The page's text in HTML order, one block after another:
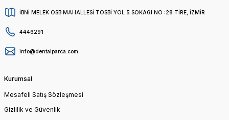
İBNİ MELEK OSB MAHALLESİ TOSBİ YOL 5 SOKAGI NO :28 TİRE, İZMİR
4446291
info@dentalparca.com
Kurumsal
Mesafeli Satış Sözleşmesi
Gizlilik ve Güvenlik